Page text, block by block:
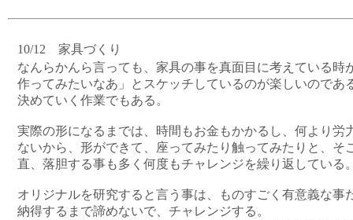
10/12 家具づくり
なんらかんら言っても、家具の事を真面目に考えている時
作ってみたいなあ」とスケッチしているのが楽しいのであ
決めていく作業でもある。
実際の形になるまでは、時間もお金もかかるし、何より労
ないから、形ができて、座ってみたり触ってみたりと、そ
直、落胆する事も多く何度もチャレンジを繰り返している
オリジナルを研究すると言う事は、ものすごく有意義な事
納得するまで諦めないで、チャレンジする。